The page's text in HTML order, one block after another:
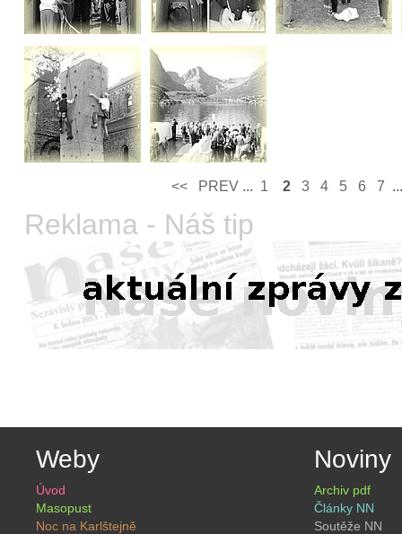
<< PREV­ ... 1 2 3 4 5 6 7
Reklama - Náš tip
Weby
Úvod
Masopust
Noc na Karlštejně
Noviny
Archiv pdf
Články NN
Soutěže NN